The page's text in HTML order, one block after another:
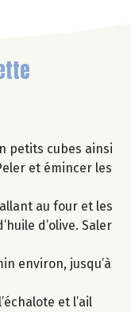
petits cubes ainsi
et émincer les
au four et les
d’olive. Saler
environ, jusqu’à
et l’ail